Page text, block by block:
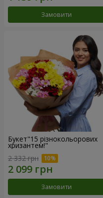
Замовити
Букет"15 різнокольорових
хризантем!"
2 332 грн
Замовити